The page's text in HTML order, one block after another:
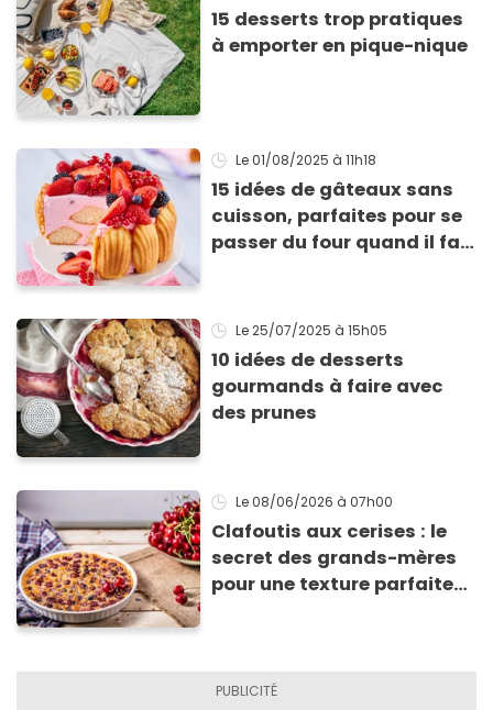
15 desserts trop pratiques
à emporter en pique-nique
Le 01/08/2025 à 11h18
15 idées de gâteaux sans
cuisson, parfaites pour se
passer du four quand il fait
Le 25/07/2025 à 15h05
10 idées de desserts
gourmands à faire avec
des prunes
Le 08/06/2026 à 07h00
Clafoutis aux cerises : le
secret des grands-mères
pour une texture parfaite